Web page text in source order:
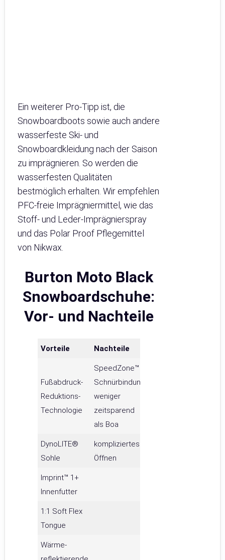
Ein weiterer Pro-Tipp ist, die
Snowboardboots sowie auch andere
wasserfeste Ski- und
Snowboardkleidung nach der Saison
zu imprägnieren. So werden die
wasserfesten Qualitäten
bestmöglich erhalten. Wir empfehlen
PFC-freie Imprägniermittel, wie das
Stoff- und Leder-Imprägnierspray
und das Polar Proof Pflegemittel
von Nikwax.
Burton Moto Black
Snowboardschuhe:
Vor- und Nachteile
Vorteile Nachteile
Fußabdruck-
Reduktions-
Technologie
SpeedZone™
Schnürbindung
weniger
zeitsparend
als Boa
DynoLITE®
Sohle
kompliziertes
Öffnen
Imprint™ 1+
Innenfutter
1:1 Soft Flex
Tongue
Wärme-